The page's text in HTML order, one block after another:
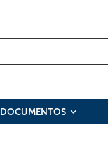
DOCUMENTOS